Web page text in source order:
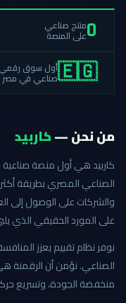
0منتج صناعي
على المنصة
🇪🇬أول سوق رقمي
صناعي في مصر
من نحن —كاربيد
الصناعي المصري بطريقة
والشركات على الوصول إلى
على المورد الحقيقي الذي
نوفر نظام تقييم يعزز
الصناعي. نؤمن أن الرقمنة
منخفضة الجودة، وتسريع